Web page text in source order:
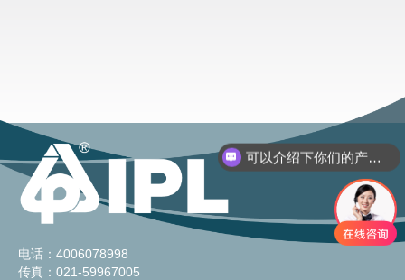
电话：4006078998
传真：021-59967005
可以介绍下你们的产品么？